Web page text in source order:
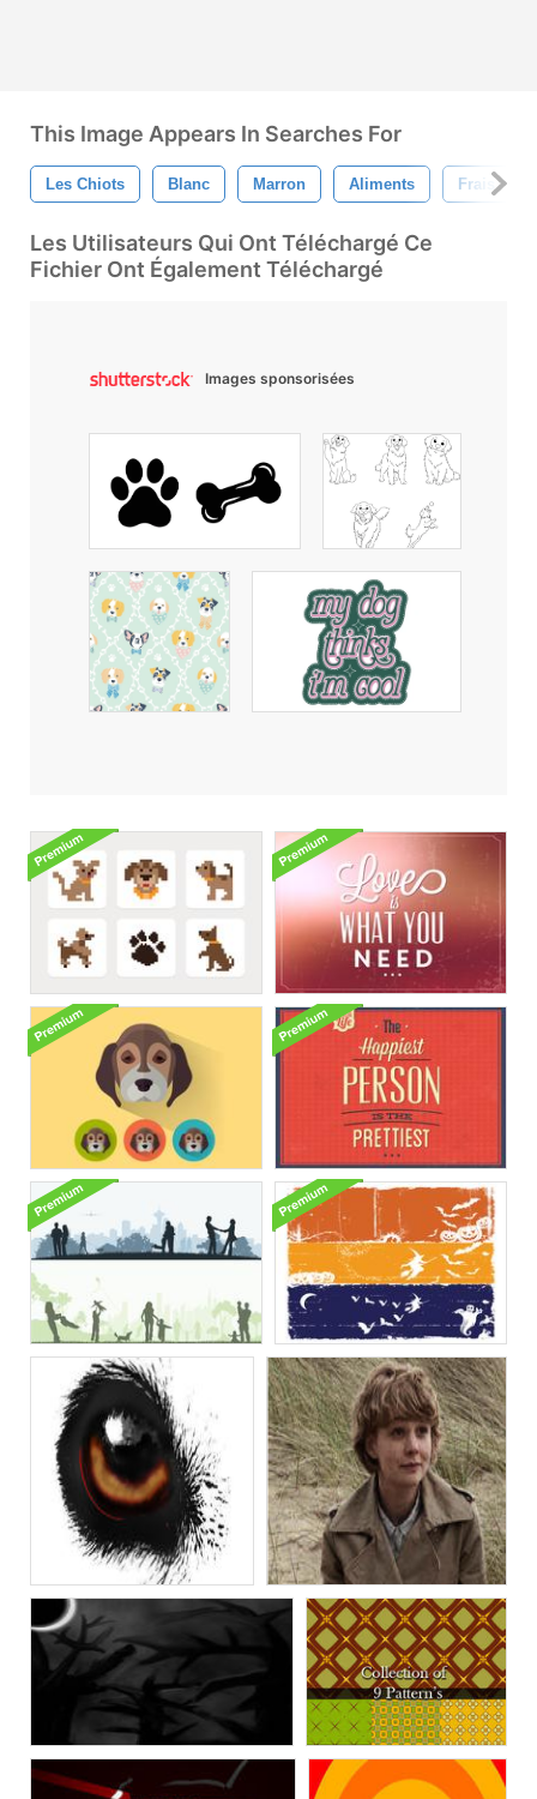
This Image Appears In Searches For
Les Chiots Blanc Marron Aliments Frais
Les Utilisateurs Qui Ont Téléchargé Ce
Fichier Ont Également Téléchargé
Images sponsorisées